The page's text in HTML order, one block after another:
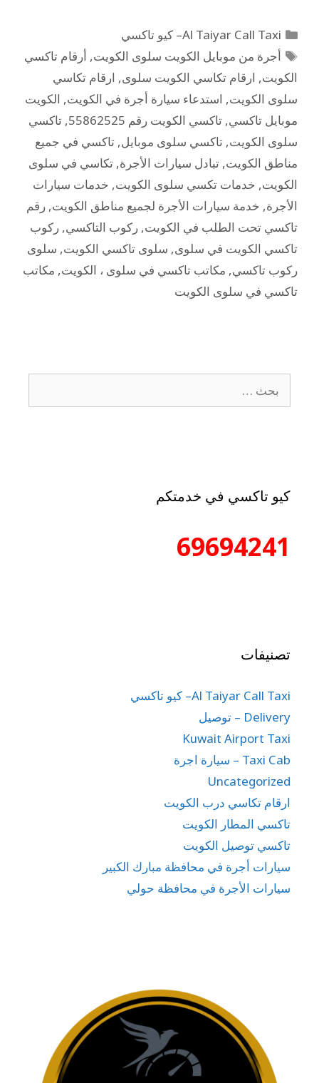
Al Taiyar Call Taxi– كيو تاكسي
أجرة من موبايل الكويت سلوى الكويت, أرقام تاكسي
الكويت, ارقام تكاسي الكويت سلوى, ارقام تكاسي
سلوى الكويت, استدعاء سيارة أجرة في الكويت, الكويت
موبايل تاكسي, تاكسي الكويت رقم 55862525 , تاكسي
سلوى الكويت, تاكسي سلوى موبايل, تاكسي في جميع
مناطق الكويت, تبادل سيارات الأجرة, تكاسي في سلوى
الكويت, خدمات تكسي سلوى الكويت, خدمات سيارات
الأجرة, خدمة سيارات الأجرة لجميع مناطق الكويت, رقم
تاكسي تحت الطلب في الكويت, ركوب التاكسي, ركوب
تاكسي الكويت في سلوى, سلوى تاكسي الكويت, سلوى
ركوب تاكسي, مكاتب تاكسي في سلوى ، الكويت, مكاتب
تاكسي في سلوى الكويت
كيو تاكسي في خدمتكم
69694241
تصنيفات
Al Taiyar Call Taxi– كيو تاكسي
Delivery – توصيل
Kuwait Airport Taxi
Taxi Cab – سيارة اجرة
Uncategorized
ارقام تكاسي درب الكويت
تاكسي المطار الكويت
تاكسي توصيل الكويت
سيارات أجرة في محافظة مبارك الكبير
سيارات الأجرة في محافظة حولي